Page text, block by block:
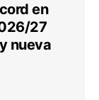
en
27
nueva